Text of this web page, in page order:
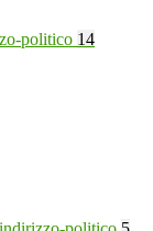
politico 14